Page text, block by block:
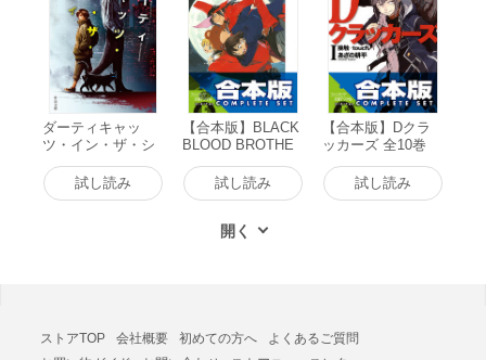
ダーティキャッ
ツ・イン・ザ・シ
ティ 電子書籍版
試し読み
【合本版】BLACK
BLOOD BROTHE
RS+(S) 全17巻 電
子書籍版試し読み
【合本版】Dクラ
ッカーズ 全10巻
電子書籍版
試し読み
ストアTOP 会社概要 初めての方へ
よくあるご質問